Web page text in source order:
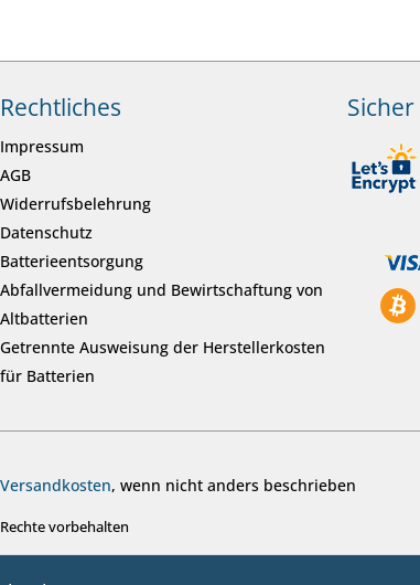
Rechtliches
Impressum
AGB
Widerrufsbelehrung
Datenschutz
Batterieentsorgung
Abfallvermeidung und Bewirtschaftung von
Altbatterien
Getrennte Ausweisung der Herstellerkosten
für Batterien
Versandkosten, wenn nicht anders beschrieben
vorbehalten